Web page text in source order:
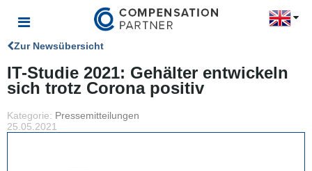
Zur Newsübersicht
IT-Studie 2021: Gehälter entwickeln
sich trotz Corona positiv
Kategorie: Pressemitteilungen
25.05.2021